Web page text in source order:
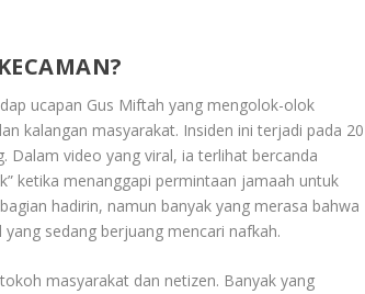
ucapan Gus Miftah yang mengolok-olok
kalangan masyarakat. Insiden ini terjadi pada 20
Dalam video yang viral, ia terlihat bercanda
ketika menanggapi permintaan jamaah untuk
hadirin, namun banyak yang merasa bahwa
sedang berjuang mencari nafkah.
masyarakat dan netizen. Banyak yang